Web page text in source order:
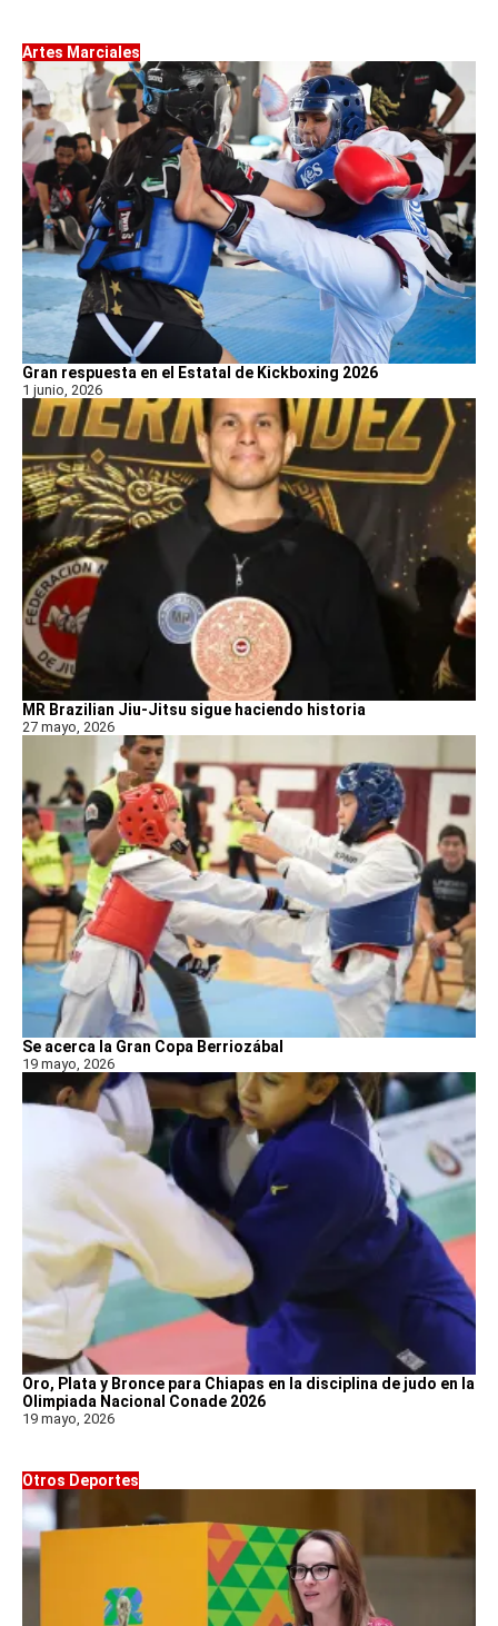
Artes Marciales
Gran respuesta en el Estatal de Kickboxing 2026
1 junio, 2026
MR Brazilian Jiu-Jitsu sigue haciendo historia
27 mayo, 2026
Se acerca la Gran Copa Berriozábal
19 mayo, 2026
Oro, Plata y Bronce para Chiapas en la disciplina de judo en la
Olimpiada Nacional Conade 2026
19 mayo, 2026
Otros Deportes